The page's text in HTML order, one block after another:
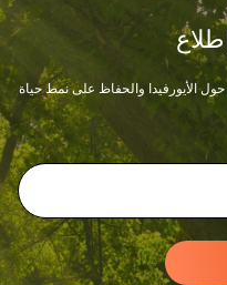
الأيورفيدا والحفاظ على نمط حياة